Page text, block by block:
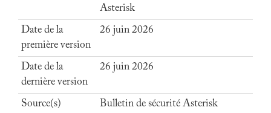
Asterisk
Date de la
première version
26 juin 2026
Date de la
dernière version
26 juin 2026
Source(s)
Bulletin de sécurité Asterisk